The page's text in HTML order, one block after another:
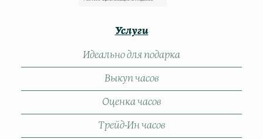
Услуги
Идеально для подарка
Выкуп часов
Оценка часов
Трейд-Ин часов